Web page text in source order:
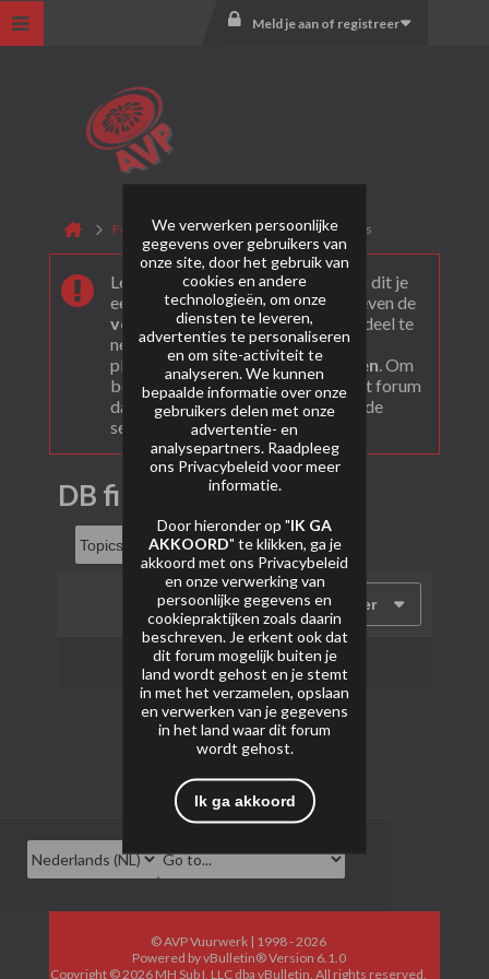
Meld je aan of registreer
Forum Vuurwerktotaal DB fireworks
Leuk dat je ons gevonden hebt! Als dit je
eerste bezoek is bekijk dan eerst even de
veel gestelde vragen. Om actief deel te
nemen en ook berichten te kunnen
plaatsen moet je je eerstregisteren. Om
berichten te bekijken, selecteer het forum
dat je wil bezoeken uit onderstaande
selectie.
DB fireworks
Filter
Geen onderwerpen gevonden.
© AVP Vuurwerk | 1998 - 2026
Powered byvBulletin®Version 6.1.0
Copyright © 2026 MH Sub I, LLC dba vBulletin. All rights reserved.
We verwerken persoonlijke
gegevens over gebruikers van
onze site, door het gebruik van
cookies en andere
technologieën, om onze
diensten te leveren,
advertenties te personaliseren
en om site-activiteit te
analyseren. We kunnen
bepaalde informatie over onze
gebruikers delen met onze
advertentie- en
analysepartners. Raadpleeg
ons Privacybeleid voor meer
informatie.
Door hieronder op "IK GA
AKKOORD" te klikken, ga je
akkoord met ons Privacybeleid
en onze verwerking van
persoonlijke gegevens en
cookiepraktijken zoals daarin
beschreven. Je erkent ook dat
dit forum mogelijk buiten je
land wordt gehost en je stemt
in met het verzamelen, opslaan
en verwerken van je gegevens
in het land waar dit forum
wordt gehost.
Ik ga akkoord